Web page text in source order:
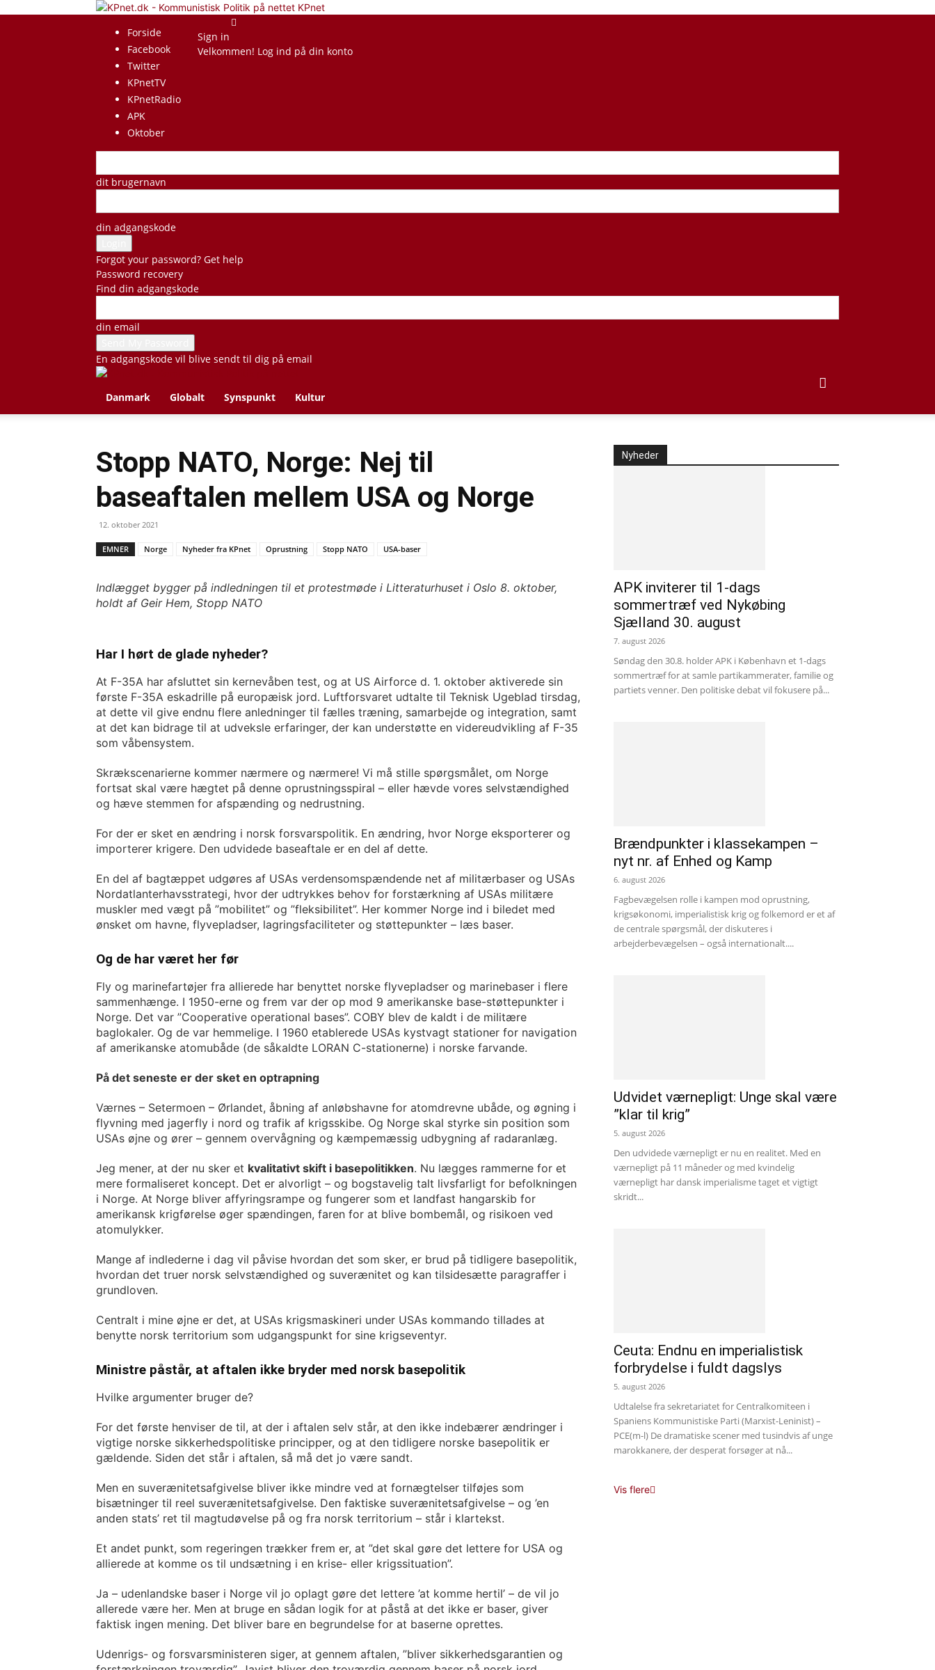
KPnet
Forside
Facebook
Twitter
KPnetTV
KPnetRadio
APK
Oktober
Sign in
Velkommen! Log ind på din konto
dit brugernavn
din adgangskode
Forgot your password? Get help
Password recovery
Find din adgangskode
din email
En adgangskode vil blive sendt til dig på email
Danmark Globalt Synspunkt Kultur
Stopp NATO, Norge: Nej til
baseaftalen mellem USA og Norge
12. oktober 2021
EMNER Norge Nyheder fra KPnet Oprustning Stopp NATO USA-baser
Indlægget bygger på indledningen til et protestmøde i Litteraturhuset i Oslo 8. oktober,
holdt af Geir Hem, Stopp NATO
Har I hørt de glade nyheder?
At F-35A har afsluttet sin kernevåben test, og at US Airforce d. 1. oktober aktiverede sin
første F-35A eskadrille på europæisk jord. Luftforsvaret udtalte til Teknisk Ugeblad tirsdag,
at dette vil give endnu flere anledninger til fælles træning, samarbejde og integration, samt
at det kan bidrage til at udveksle erfaringer, der kan understøtte en videreudvikling af F-35
som våbensystem.
Skrækscenarierne kommer nærmere og nærmere! Vi må stille spørgsmålet, om Norge
fortsat skal være hægtet på denne oprustningsspiral – eller hævde vores selvstændighed
og hæve stemmen for afspænding og nedrustning.
For der er sket en ændring i norsk forsvarspolitik. En ændring, hvor Norge eksporterer og
importerer krigere. Den udvidede baseaftale er en del af dette.
En del af bagtæppet udgøres af USAs verdensomspændende net af militærbaser og USAs
Nordatlanterhavsstrategi, hvor der udtrykkes behov for forstærkning af USAs militære
muskler med vægt på ”mobilitet” og ”fleksibilitet”. Her kommer Norge ind i biledet med
ønsket om havne, flyvepladser, lagringsfaciliteter og støttepunkter – læs baser.
Og de har været her før
Fly og marinefartøjer fra allierede har benyttet norske flyvepladser og marinebaser i flere
sammenhænge. I 1950-erne og frem var der op mod 9 amerikanske base-støttepunkter i
Norge. Det var ”Cooperative operational bases”. COBY blev de kaldt i de militære
baglokaler. Og de var hemmelige. I 1960 etablerede USAs kystvagt stationer for navigation
af amerikanske atomubåde (de såkaldte LORAN C-stationerne) i norske farvande.
På det seneste er der sket en optrapning
Værnes – Setermoen – Ørlandet, åbning af anløbshavne for atomdrevne ubåde, og øgning i
flyvning med jagerfly i nord og trafik af krigsskibe. Og Norge skal styrke sin position som
USAs øjne og ører – gennem overvågning og kæmpemæssig udbygning af radaranlæg.
Jeg mener, at der nu sker et kvalitativt skift i basepolitikken. Nu lægges rammerne for et
mere formaliseret koncept. Det er alvorligt – og bogstavelig talt livsfarligt for befolkningen
i Norge. At Norge bliver affyringsrampe og fungerer som et landfast hangarskib for
amerikansk krigførelse øger spændingen, faren for at blive bombemål, og risikoen ved
atomulykker.
Mange af indlederne i dag vil påvise hvordan det som sker, er brud på tidligere basepolitik,
hvordan det truer norsk selvstændighed og suverænitet og kan tilsidesætte paragraffer i
grundloven.
Centralt i mine øjne er det, at USAs krigsmaskineri under USAs kommando tillades at
benytte norsk territorium som udgangspunkt for sine krigseventyr.
Ministre påstår, at aftalen ikke bryder med norsk basepolitik
Hvilke argumenter bruger de?
For det første henviser de til, at der i aftalen selv står, at den ikke indebærer ændringer i
vigtige norske sikkerhedspolitiske principper, og at den tidligere norske basepolitik er
gældende. Siden det står i aftalen, så må det jo være sandt.
Men en suverænitetsafgivelse bliver ikke mindre ved at fornægtelser tilføjes som
bisætninger til reel suverænitetsafgivelse. Den faktiske suverænitetsafgivelse – og ’en
anden stats’ ret til magtudøvelse på og fra norsk territorium – står i klartekst.
Et andet punkt, som regeringen trækker frem er, at ”det skal gøre det lettere for USA og
allierede at komme os til undsætning i en krise- eller krigssituation”.
Ja – udenlandske baser i Norge vil jo oplagt gøre det lettere ’at komme hertil’ – de vil jo
allerede være her. Men at bruge en sådan logik for at påstå at det ikke er baser, giver
faktisk ingen mening. Det bliver bare en begrundelse for at baserne oprettes.
Udenrigs- og forsvarsministeren siger, at gennem aftalen, ”bliver sikkerhedsgarantien og
Nyheder
APK inviterer til 1-dags
sommertræf ved Nykøbing
Sjælland 30. august
7. august 2026
Søndag den 30.8. holder APK i København et 1-dags
sommertræf for at samle partikammerater, familie og
partiets venner. Den politiske debat vil fokusere på...
Brændpunkter i klassekampen –
nyt nr. af Enhed og Kamp
6. august 2026
Fagbevægelsen rolle i kampen mod oprustning,
krigsøkonomi, imperialistisk krig og folkemord er et af
de centrale spørgsmål, der diskuteres i
arbejderbevægelsen – også internationalt....
Udvidet værnepligt: Unge skal være
”klar til krig”
5. august 2026
Den udvidede værnepligt er nu en realitet. Med en
værnepligt på 11 måneder og med kvindelig
værnepligt har dansk imperialisme taget et vigtigt
skridt...
Ceuta: Endnu en imperialistisk
forbrydelse i fuldt dagslys
5. august 2026
Udtalelse fra sekretariatet for Centralkomiteen i
Spaniens Kommunistiske Parti (Marxist-Leninist) –
PCE(m-l) De dramatiske scener med tusindvis af unge
marokkanere, der desperat forsøger at nå...
Vis flere